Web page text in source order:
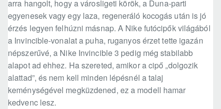
arra hangolt, hogy a városligeti körök, a Duna-parti
egyenesek vagy egy laza, regeneráló kocogás után is jó
érzés legyen felhúzni másnap. A Nike futócipők világából
a Invincible-vonalat a puha, ruganyos érzet tette igazán
népszerűvé, a Nike Invincible 3 pedig még stabilabb
alapot ad ehhez. Ha szereted, amikor a cipő „dolgozik
alattad”, és nem kell minden lépésnél a talaj
keménységével megküzdened, ez a modell hamar
kedvenc lesz.